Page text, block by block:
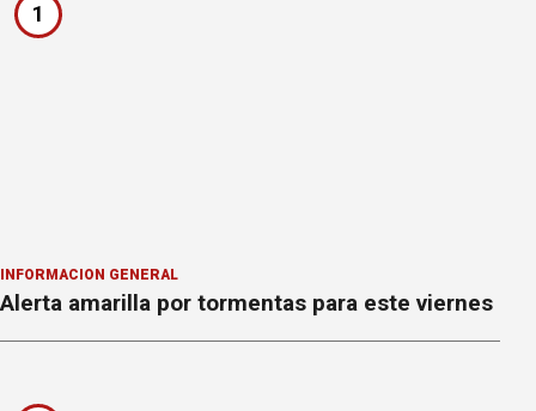
1
INFORMACION GENERAL
Alerta amarilla por tormentas para este viernes